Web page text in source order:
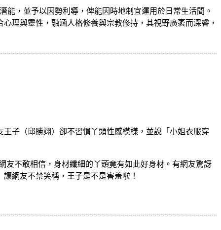
能，並予以因勢利導，俾能因時地制宜運用於日常生活間。
理與靈性，融涵人格修養與宗教修持，其視野廣袤而深睿，
子（邱勝翊）卻不習慣丫頭性感模樣，並說「小姐衣服穿
友不敢相信，身材纖細的丫頭竟有如此好身材。有網友驚訝
網友不禁笑稱，王子是不是害羞啦！